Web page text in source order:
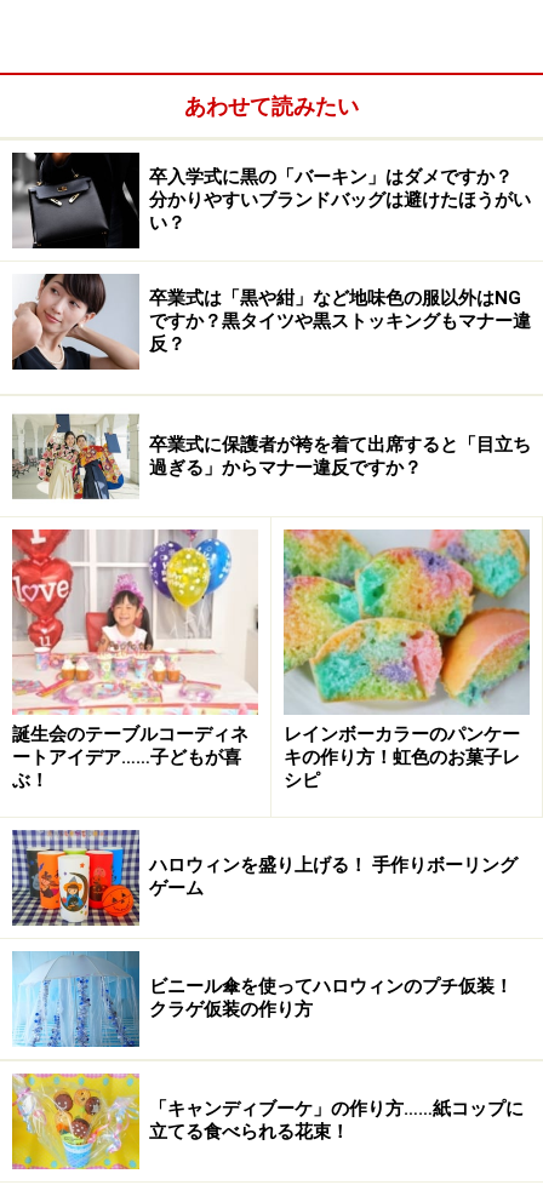
あわせて読みたい
卒入学式に黒の「バーキン」はダメですか？
分かりやすいブランドバッグは避けたほうがい
い？
卒業式は「黒や紺」など地味色の服以外はNG
ですか？黒タイツや黒ストッキングもマナー違
反？
卒業式に保護者が袴を着て出席すると「目立ち
過ぎる」からマナー違反ですか？
誕生会のテーブルコーディネ
ートアイデア……子どもが喜
ぶ！
レインボーカラーのパンケー
キの作り方！虹色のお菓子レ
シピ
ハロウィンを盛り上げる！ 手作りボーリング
ゲーム
ビニール傘を使ってハロウィンのプチ仮装！
クラゲ仮装の作り方
「キャンディブーケ」の作り方……紙コップに
立てる食べられる花束！